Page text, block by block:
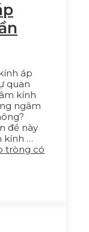
áp
quan
kính
ngâm
đề này
kính …
tròng có